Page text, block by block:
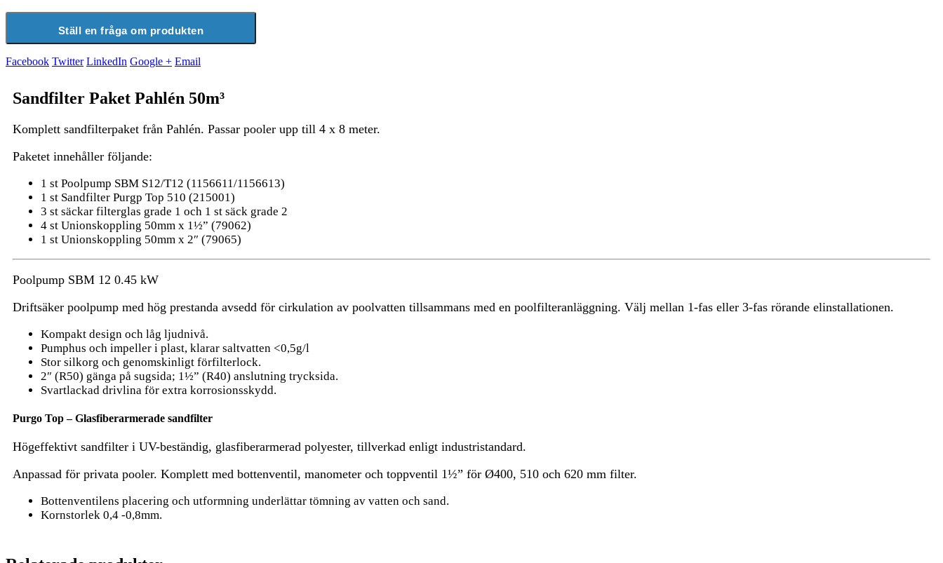
Ställ en fråga om produkten
Facebook Twitter LinkedIn Google + Email
Sandfilter Paket Pahlén 50m³
Komplett sandfilterpaket från Pahlén. Passar pooler upp till 4 x 8 meter.
Paketet innehåller följande:
1 st Poolpump SBM S12/T12 (1156611/1156613)
1 st Sandfilter Purgp Top 510 (215001)
3 st säckar filterglas grade 1 och 1 st säck grade 2
4 st Unionskoppling 50mm x 1½” (79062)
1 st Unionskoppling 50mm x 2″ (79065)
Poolpump SBM 12 0.45 kW
Driftsäker poolpump med hög prestanda avsedd för cirkulation av poolvatten tillsammans med en poolfilteranläggning. Välj mellan 1-fas eller 3-fas rörande elinstallationen.
Kompakt design och låg ljudnivå.
Pumphus och impeller i plast, klarar saltvatten <0,5g/l
Stor silkorg och genomskinligt förfilterlock.
2″ (R50) gänga på sugsida; 1½” (R40) anslutning trycksida.
Svartlackad drivlina för extra korrosionsskydd.
Purgo Top – Glasfiberarmerade sandfilter
Högeffektivt sandfilter i UV-beständig, glasfiberarmerad polyester, tillverkad enligt industristandard.
Anpassad för privata pooler. Komplett med bottenventil, manometer och toppventil 1½” för Ø400, 510 och 620 mm filter.
Bottenventilens placering och utformning underlättar tömning av vatten och sand.
Kornstorlek 0,4 -0,8mm.